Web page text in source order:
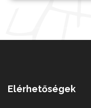
Elérhetőségek